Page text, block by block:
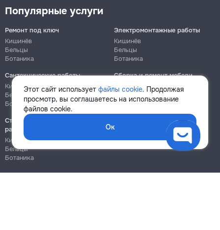
Этот сайт использует файлы cookie. Продолжая
просмотр, вы соглашаетесь на использование
файлов cookie.
Ок
Популярные услуги
Ремонт под ключ
Кишинёв
Бельцы
Ботаника
Электромонтажные работы
Кишинёв
Бельцы
Ботаника
Сантехнические работы
Кишинёв
Бельцы
Ботаника
Сборка и ремонт мебели
Кишинёв
Ботаника
Строительно-монтажные
работы
Кишинёв
Бельцы
Ботаника